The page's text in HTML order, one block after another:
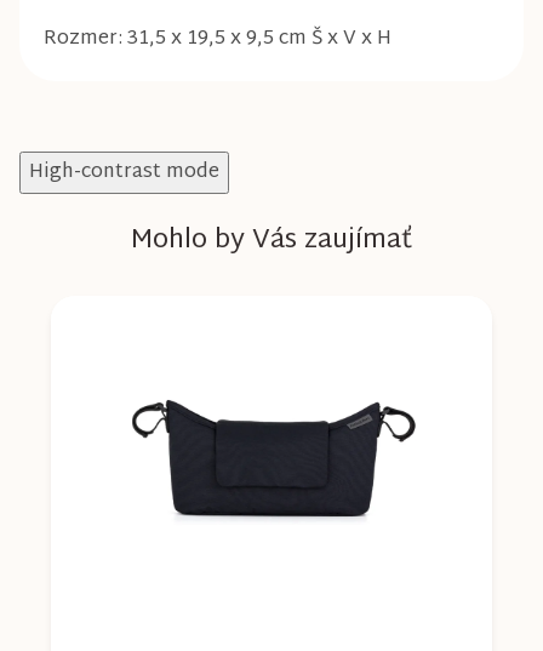
Rozmer: 31,5 x 19,5 x 9,5 cm Š x V x H
High-contrast mode
Mohlo by Vás zaujímať